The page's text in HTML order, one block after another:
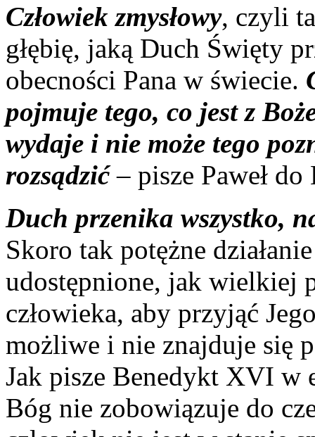
Człowiek zmysłowy, czyli
głębię, jaką Duch Święty
obecności Pana w świecie.
pojmuje tego, co jest z
wydaje i nie może tego
rozsądzić– pisze Paweł
Duch przenika wszystko,
Skoro tak potężne
udostępnione, jak wielkiej
człowieka, aby przyjąć
możliwe i nie znajduje się
Jak pisze Benedykt XVI w
Bóg nie zobowiązuje do